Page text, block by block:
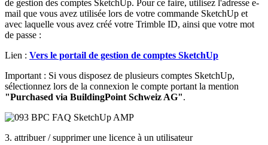
de gestion des comptes SketchUp. Pour ce faire, utilisez l'adresse e-
mail que vous avez utilisée lors de votre commande SketchUp et
avec laquelle vous avez créé votre Trimble ID, ainsi que votre mot
de passe :
Lien : Vers le portail de gestion de comptes SketchUp
Important : Si vous disposez de plusieurs comptes SketchUp,
sélectionnez lors de la connexion le compte portant la mention
"Purchased via BuildingPoint Schweiz AG".
3. attribuer / supprimer une licence à un utilisateur